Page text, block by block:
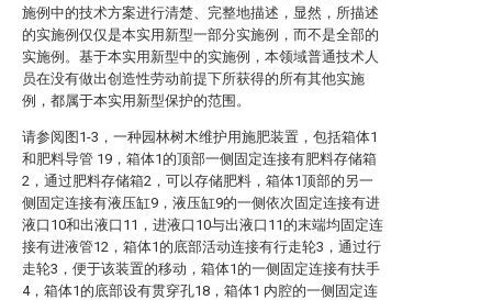
施例中的技术方案进行清楚、完整地描述，显然，所描述
的实施例仅仅是本实用新型一部分实施例，而不是全部的
实施例。基于本实用新型中的实施例，本领域普通技术人
员在没有做出创造性劳动前提下所获得的所有其他实施
例，都属于本实用新型保护的范围。
请参阅图1-3，一种园林树木维护用施肥装置，包括箱体1
和肥料导管 19，箱体1的顶部一侧固定连接有肥料存储箱
2，通过肥料存储箱2，可以存储肥料，箱体1顶部的另一
侧固定连接有液压缸9，液压缸9的一侧依次固定连接有进
液口10和出液口11，进液口10与出液口11的末端均固定连
接有进液管12，箱体1的底部活动连接有行走轮3，通过行
走轮3，便于该装置的移动，箱体1的一侧固定连接有扶手
4，箱体1的底部设有贯穿孔18，箱体1 内腔的一侧固定连